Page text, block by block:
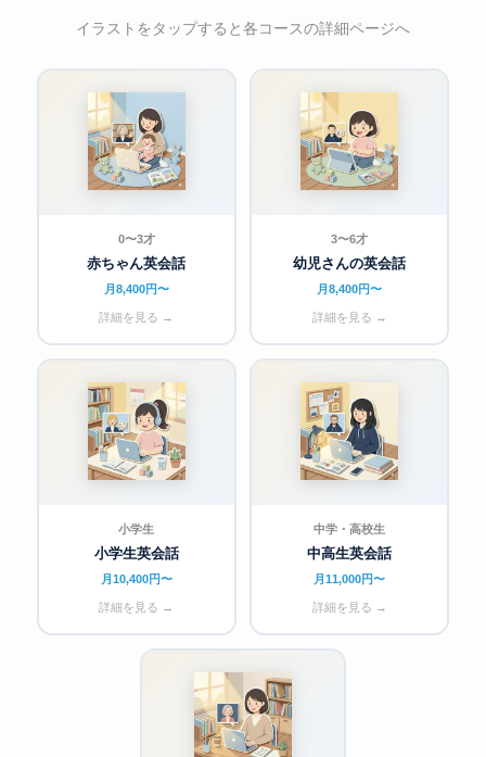
イラストをタップすると各コースの詳細ページへ
0〜3才
赤ちゃん英会話
月8,400円〜
詳細を見る →
3〜6才
幼児さんの英会話
月8,400円〜
詳細を見る →
小学生
小学生英会話
月10,400円〜
詳細を見る →
中学・高校生
中高生英会話
月11,000円〜
詳細を見る →